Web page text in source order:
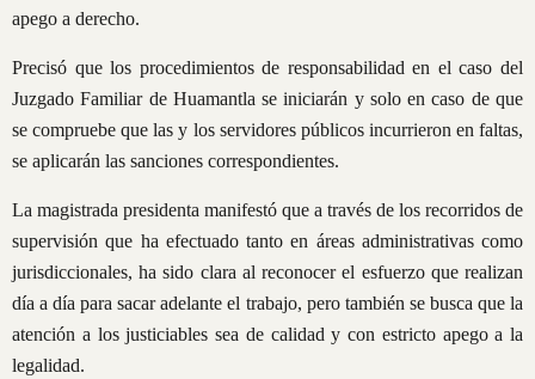
apego a derecho.
Precisó que los procedimientos de responsabilidad en el caso del
Juzgado Familiar de Huamantla se iniciarán y solo en caso de que
se compruebe que las y los servidores públicos incurrieron en faltas,
se aplicarán las sanciones correspondientes.
La magistrada presidenta manifestó que a través de los recorridos de
supervisión que ha efectuado tanto en áreas administrativas como
jurisdiccionales, ha sido clara al reconocer el esfuerzo que realizan
día a día para sacar adelante el trabajo, pero también se busca que la
atención a los justiciables sea de calidad y con estricto apego a la
legalidad.